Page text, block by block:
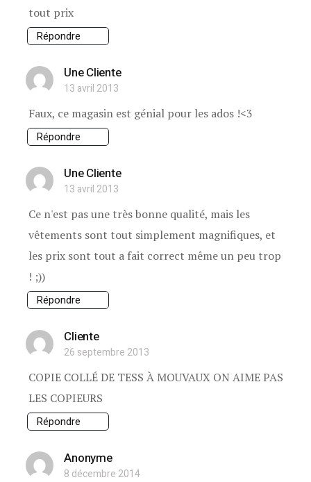
tout prix
Répondre
Une Cliente
13 avril 2013
Faux, ce magasin est génial pour les ados !<3
Répondre
Une Cliente
13 avril 2013
Ce n'est pas une très bonne qualité, mais les
vêtements sont tout simplement magnifiques, et
les prix sont tout a fait correct même un peu trop
! ;))
Répondre
Cliente
26 septembre 2013
COPIE COLLÉ DE TESS À MOUVAUX ON AIME PAS
LES COPIEURS
Répondre
Anonyme
8 décembre 2014